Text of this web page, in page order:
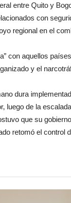
entre Quito y
con
regional en el
con aquellos
y el
dura
luego de la
que su
retomó el control